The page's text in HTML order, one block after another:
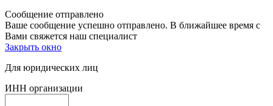
Сообщение отправлено
Ваше сообщение успешно отправлено. В ближайшее время с
Вами свяжется наш специалист
Закрыть окно
Для юридических лиц
ИНН организации